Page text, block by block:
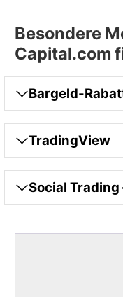
Besondere
Capital.com
Bargeld-
TradingView
Social Trading